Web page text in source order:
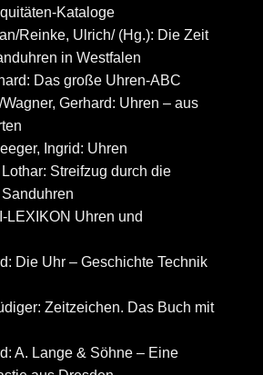
Kataloge
Reinke, Ulrich/ (Hg.): Die Zeit
in Westfalen
Das große Uhren-ABC
Gerhard: Uhren – aus
Ingrid: Uhren
Streifzug durch die
LEXIKON Uhren und
Die Uhr – Geschichte Technik
Zeitzeichen. Das Buch mit
A. Lange & Söhne – Eine